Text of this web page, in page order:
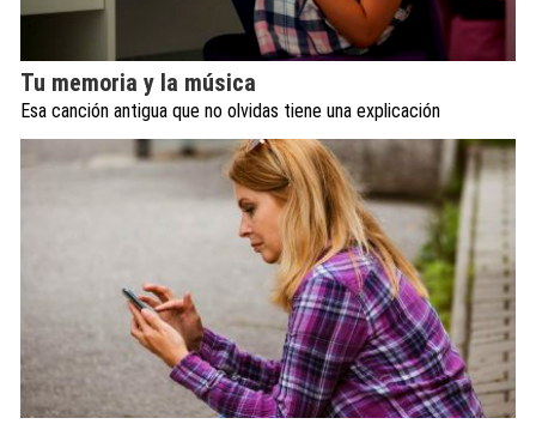
Tu memoria y la música
Esa canción antigua que no olvidas tiene una explicación